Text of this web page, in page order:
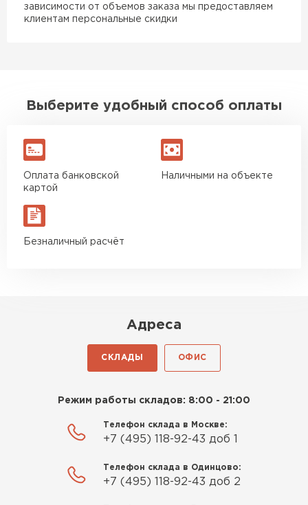
зависимости от объемов заказа мы предоставляем
клиентам персональные скидки
Выберите удобный способ оплаты
Оплата банковской
картой
Наличными на объекте
Безналичный расчёт
Адреса
СКЛАДЫ ОФИС
Режим работы складов: 8:00 - 21:00
Телефон склада в Москве:
+7 (495) 118-92-43 доб 1
Телефон склада в Одинцово:
+7 (495) 118-92-43 доб 2